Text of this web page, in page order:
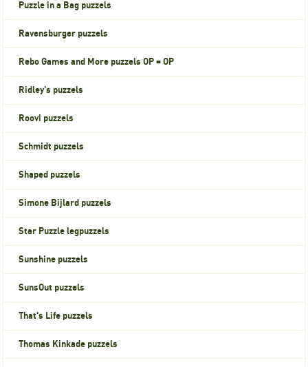
Puzzle in a Bag puzzels
Ravensburger puzzels
Rebo Games and More puzzels OP = OP
Ridley's puzzels
Roovi puzzels
Schmidt puzzels
Shaped puzzels
Simone Bijlard puzzels
Star Puzzle legpuzzels
Sunshine puzzels
SunsOut puzzels
That's Life puzzels
Thomas Kinkade puzzels